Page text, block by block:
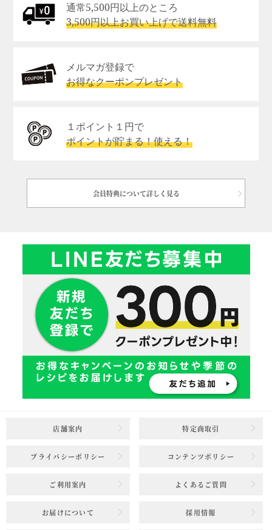
通常5,500円以上のところ
3,500円以上お買い上げで送料無料
メルマガ登録で
お得なクーポンプレゼント
１ポイント１円で
ポイントが貯まる！使える！
会員特典について詳しく見る
店舗案内 特定商取引
プライバシーポリシー コンテンツポリシー
ご利用案内 よくあるご質問
お届けについて 採用情報